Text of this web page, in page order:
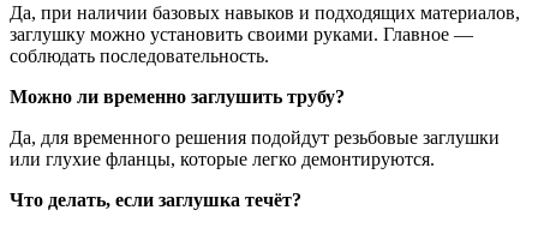
Да, при наличии базовых навыков и подходящих материалов,
заглушку можно установить своими руками. Главное —
соблюдать последовательность.
Можно ли временно заглушить трубу?
Да, для временного решения подойдут резьбовые заглушки
или глухие фланцы, которые легко демонтируются.
Что делать, если заглушка течёт?